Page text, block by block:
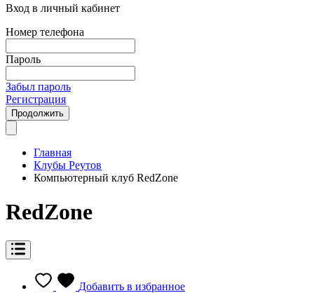
Вход в личный кабинет
Номер телефона
Пароль
Забыл пароль
Регистрация
Продолжить
Главная
Клубы Реутов
Компьютерный клуб RedZone
RedZone
Добавить в избранное